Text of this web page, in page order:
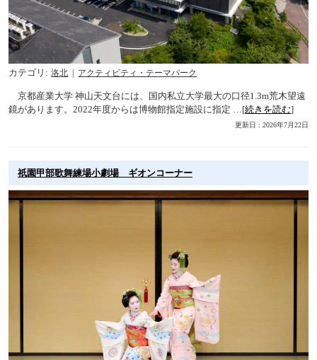
カテゴリ 洛北 アクティビティ・テーマパーク
京都産業大学 神山天文台には、国内私立大学最大の口径1.3m荒木望遠
鏡があります。2022年度からは博物館指定施設に指定 …[続きを読む]
更新日 : 2026年7月22日
祇󠄀園甲部歌舞練場小劇場 ギオンコーナー